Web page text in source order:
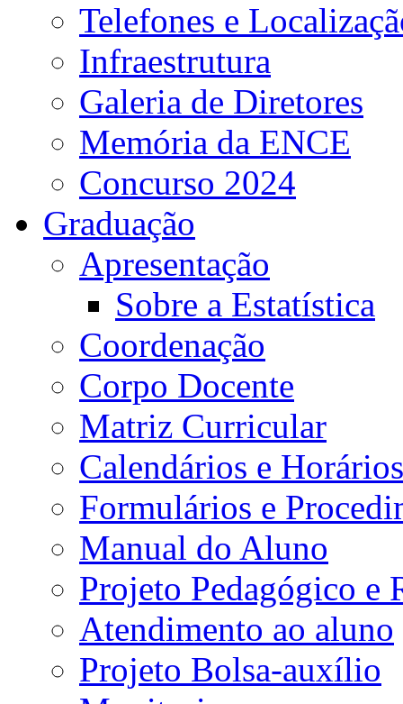
Telefones e
Infraestrutura
Galeria de Diretores
Memória da ENCE
Concurso 2024
Graduação
Apresentação
Sobre a Estatística
Coordenação
Corpo Docente
Matriz Curricular
Calendários e Horários
Formulários e
Manual do Aluno
Projeto Pedagógico e
Atendimento ao aluno
Projeto Bolsa-auxílio